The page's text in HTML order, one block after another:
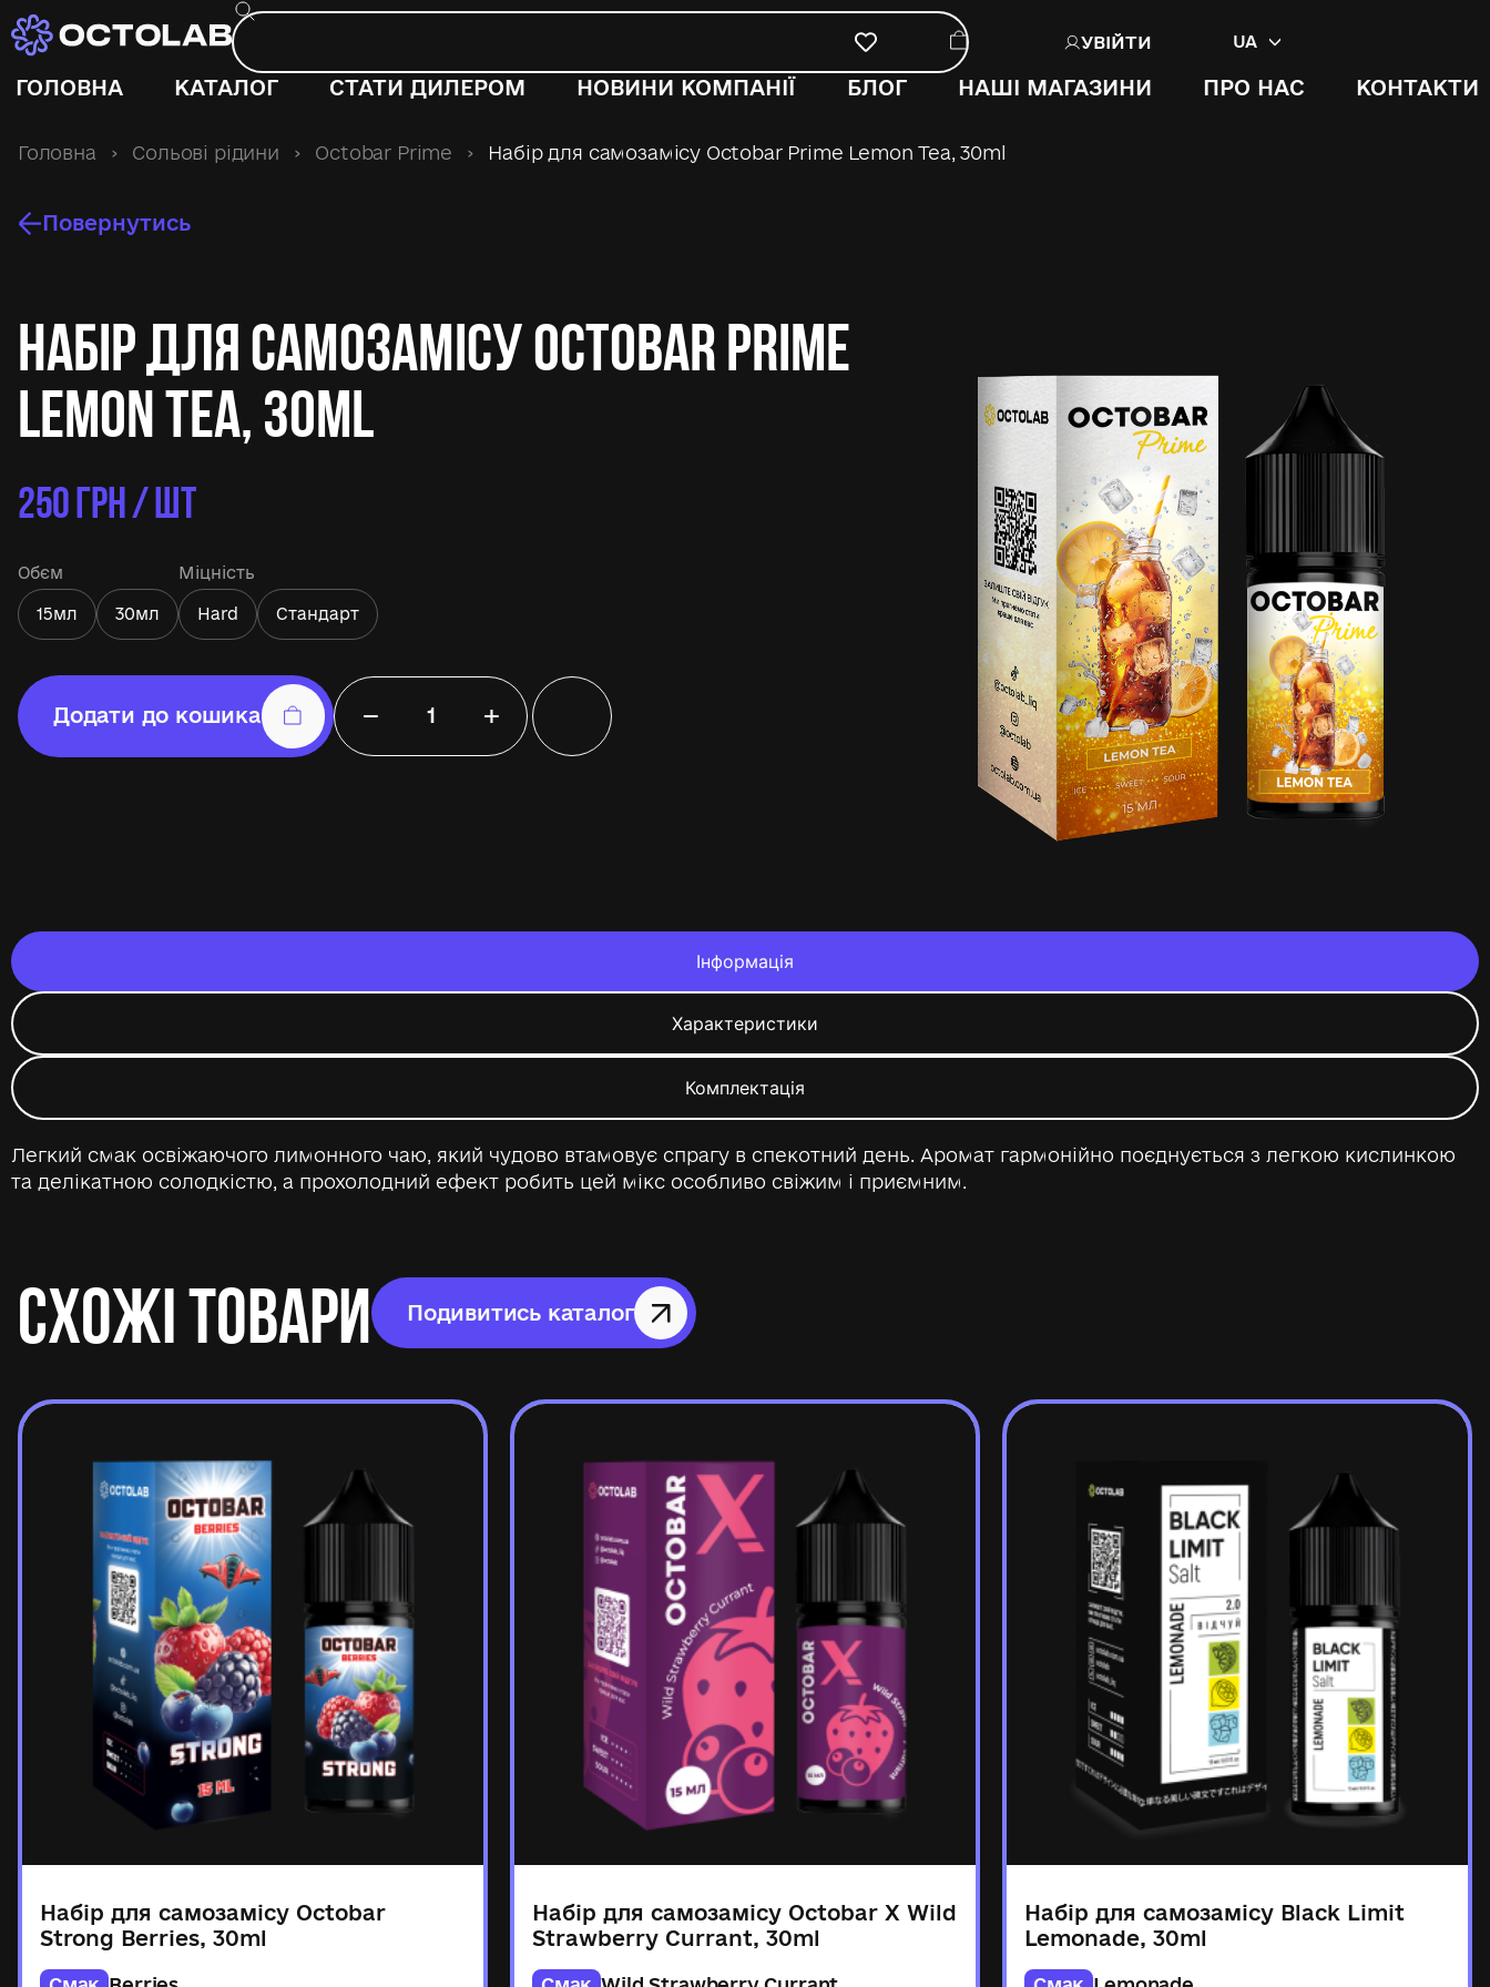
УВІЙТИ UA
ГОЛОВНА КАТАЛОГ СТАТИ ДИЛЕРОМ НОВИНИ КОМПАНІЇ БЛОГ НАШІ МАГАЗИНИ ПРО НАС КОНТАКТИ
Головна › Сольові рідини › Octobar Prime › Набір для самозамісу Octobar Prime Lemon Tea, 30ml
Повернутись
Набір для самозамісу Octobar Prime
Lemon Tea, 30ml
250ГРН / ШТ
Обєм
15мл 30мл
Міцність
Hard Стандарт
− +
Додати до кошика
Інформація
Характеристики
Комплектація
Легкий смак освіжаючого лимонного чаю, який чудово втамовує спрагу в спекотний день. Аромат гармонійно поєднується з легкою кислинкою
та делікатною солодкістю, а прохолодний ефект робить цей мікс особливо свіжим і приємним.
СХОЖІ ТОВАРИ Подивитись каталог
Набір для самозамісу Octobar
Strong Berries, 30ml
Набір для самозамісу Octobar X Wild
Strawberry Currant, 30ml
Набір для самозамісу Black Limit
Lemonade, 30ml